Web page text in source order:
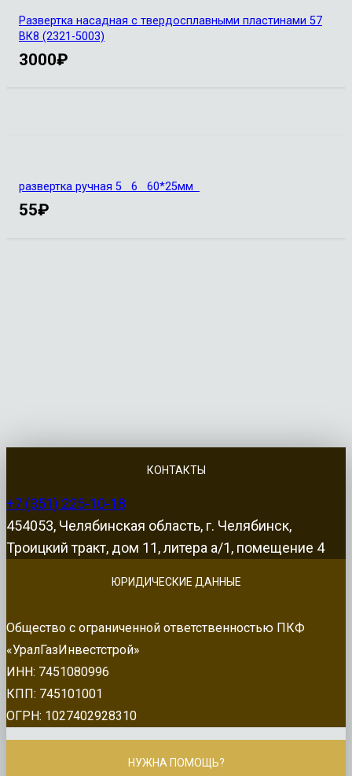
Развертка насадная с твердосплавными пластинами 57
ВК8 (2321-5003)
3000₽
развертка ручная 5 6 60*25мм
55₽
КОНТАКТЫ
+7 (351) 225-10-18
454053, Челябинская область, г. Челябинск,
Троицкий тракт, дом 11, литера а/1, помещение 4
ЮРИДИЧЕСКИЕ ДАННЫЕ
Общество с ограниченной ответственностью ПКФ
«УралГазИнвестстрой»
ИНН: 7451080996
КПП: 745101001
ОГРН: 1027402928310
НУЖНА ПОМОЩЬ?